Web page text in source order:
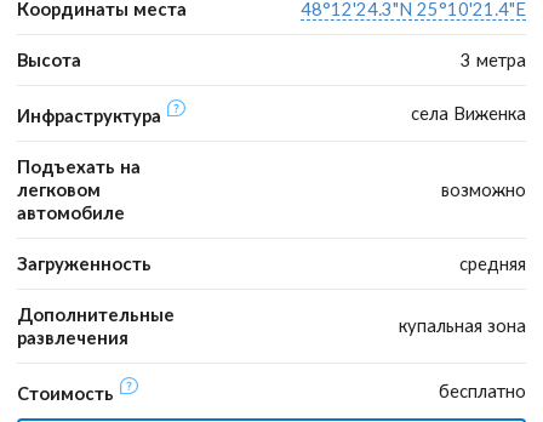
Координаты места 48°12'24.3"N 25°10'21.4"E
Высота 3 метра
Инфраструктура села Виженка
Подъехать на
легковом
автомобиле
возможно
Загруженность средняя
Дополнительные
развлечения
купальная зона
Стоимость бесплатно